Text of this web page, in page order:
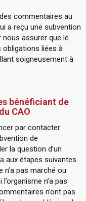
commentaires au
a reçu une subvention
nous assurer que le
obligations liées à
soigneusement à
bénéficiant de
CAO
par contacter
de
la question d’un
aux étapes suivantes
n’a pas marché ou
n’a pas
n’ont pas